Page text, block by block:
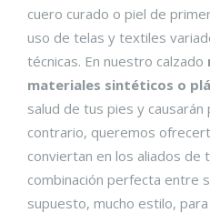
cuero curado o piel de
uso de telas y textiles
técnicas. En nuestro calzado
materiales sintéticos o
salud de tus pies y
contrario, queremos
conviertan en los aliados de
combinación perfecta entre
supuesto, mucho estilo,